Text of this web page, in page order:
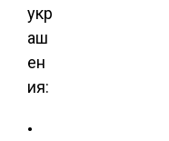
укр
аш
ен
ия:
•